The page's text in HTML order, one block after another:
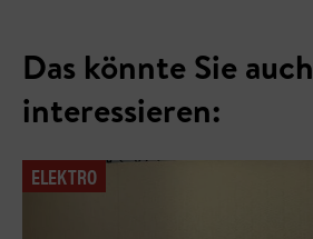
Das könnte Sie auch
interessieren:
ELEKTRO